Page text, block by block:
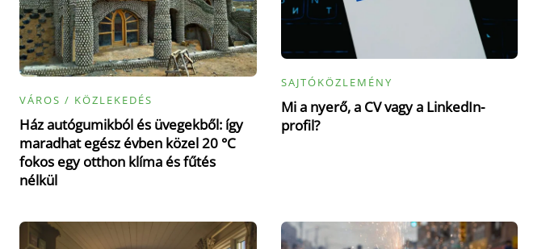
VÁROS / KÖZLEKEDÉS
Ház autógumikból és üvegekből: így
maradhat egész évben közel 20 °C
fokos egy otthon klíma és fűtés
nélkül
SAJTÓKÖZLEMÉNY
Mi a nyerő, a CV vagy a LinkedIn-
profil?